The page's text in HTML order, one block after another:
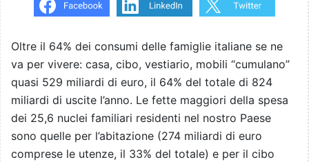
Oltre il 64% dei consumi delle famiglie italiane se ne
va per vivere: casa, cibo, vestiario, mobili “cumulano”
quasi 529 miliardi di euro, il 64% del totale di 824
miliardi di uscite l’anno. Le fette maggiori della spesa
dei 25,6 nuclei familiari residenti nel nostro Paese
sono quelle per l’abitazione (274 miliardi di euro
comprese le utenze, il 33% del totale) e per il cibo